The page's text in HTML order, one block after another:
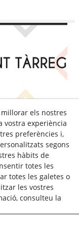
els nostres
vostra experiència
preferències i,
segons
hàbits de
totes les
totes les galetes o
les vostres
consulteu la